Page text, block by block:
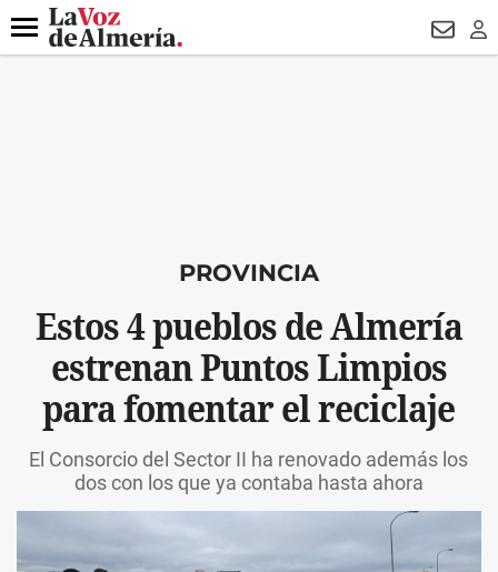
DESTACADO
Menú
PROVINCIA
Estos 4 pueblos de Almería
estrenan Puntos Limpios
para fomentar el reciclaje
El Consorcio del Sector II ha renovado además los
dos con los que ya contaba hasta ahora